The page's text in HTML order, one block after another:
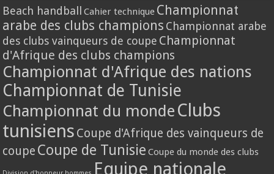
Beach handball Cahier technique Championnat
arabe des clubs champions Championnat arabe
des clubs vainqueurs de coupe Championnat
d'Afrique des clubs champions
Championnat d'Afrique des nations
Championnat de Tunisie
Championnat du monde Clubs
tunisiens Coupe d'Afrique des vainqueurs de
coupe Coupe de Tunisie Coupe du monde des clubs
Equipe nationale